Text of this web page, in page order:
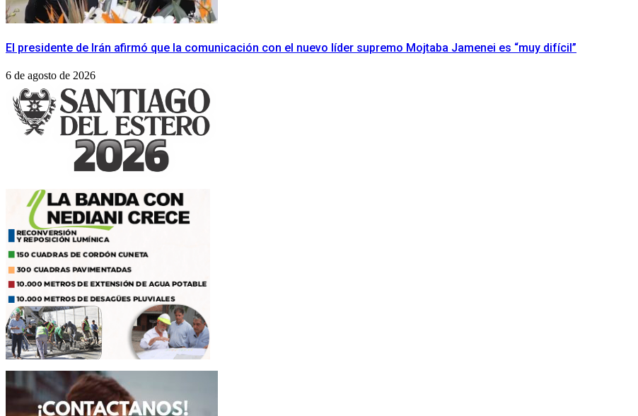
El presidente de Irán afirmó que la comunicación con el nuevo líder supremo Mojtaba Jamenei es “muy difícil”
6 de agosto de 2026